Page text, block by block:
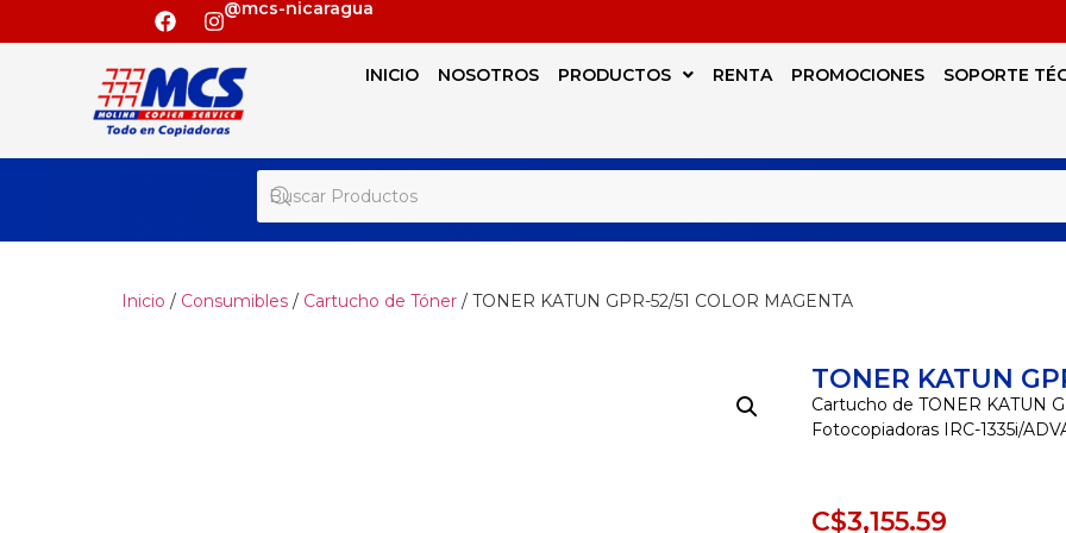
@mcs-nicaragua
INICIO NOSOTROS PRODUCTOS RENTA PROMOCIONES SOPORTE
Inicio / Consumibles / Cartucho de Tóner / TONER KATUN GPR-52/51 COLOR MAGENTA
TONER KATUN
Cartucho de TONER KATUN
Fotocopiadoras IRC-1335i/
C$3,155.59